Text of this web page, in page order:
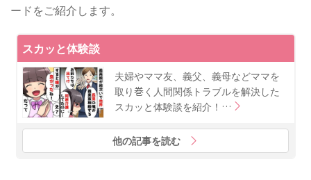
ードをご紹介します。
スカッと体験談
夫婦やママ友、義父、義母などママを
取り巻く人間関係トラブルを解決した
スカッと体験談を紹介！…
他の記事を読む